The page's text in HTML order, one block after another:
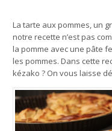
La tarte aux pommes, un
notre recette n’est pas
la pomme avec une pâte
les pommes. Dans cette
kézako ? On vous laisse